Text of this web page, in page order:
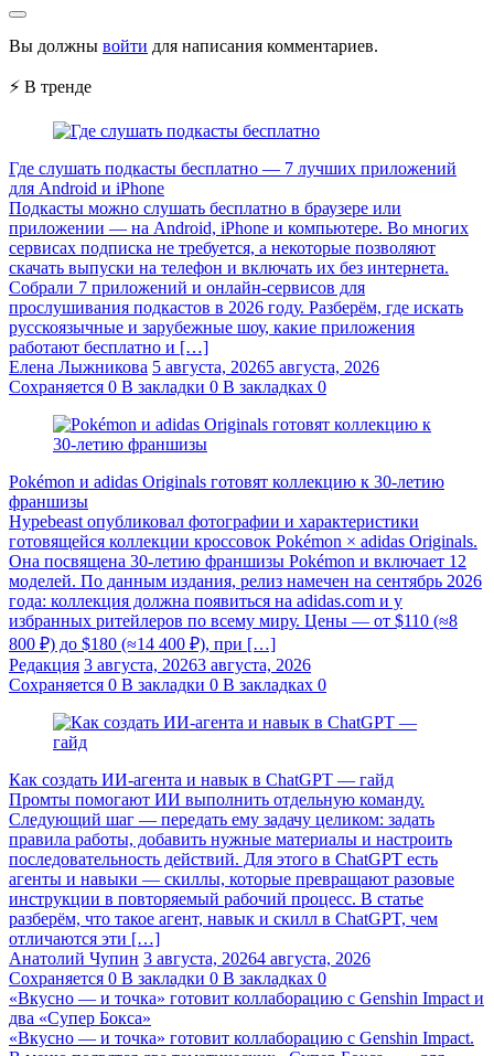
Вы должны войти для написания комментариев.
⚡ В тренде
Где слушать подкасты бесплатно — 7 лучших приложений
для Android и iPhone
Подкасты можно слушать бесплатно в браузере или
приложении — на Android, iPhone и компьютере. Во многих
сервисах подписка не требуется, а некоторые позволяют
скачать выпуски на телефон и включать их без интернета.
Собрали 7 приложений и онлайн-сервисов для
прослушивания подкастов в 2026 году. Разберём, где искать
русскоязычные и зарубежные шоу, какие приложения
работают бесплатно и […]
Елена Лыжникова 5 августа, 20265 августа, 2026
Сохраняется 0 В закладки 0 В закладках 0
Pokémon и adidas Originals готовят коллекцию к 30-летию
франшизы
Hypebeast опубликовал фотографии и характеристики
готовящейся коллекции кроссовок Pokémon × adidas Originals.
Она посвящена 30-летию франшизы Pokémon и включает 12
моделей. По данным издания, релиз намечен на сентябрь 2026
года: коллекция должна появиться на adidas.com и у
избранных ритейлеров по всему миру. Цены — от $110 (≈8
800 ₽) до $180 (≈14 400 ₽), при […]
Редакция 3 августа, 20263 августа, 2026
Сохраняется 0 В закладки 0 В закладках 0
Как создать ИИ-агента и навык в ChatGPT — гайд
Промты помогают ИИ выполнить отдельную команду.
Следующий шаг — передать ему задачу целиком: задать
правила работы, добавить нужные материалы и настроить
последовательность действий. Для этого в ChatGPT есть
агенты и навыки — скиллы, которые превращают разовые
инструкции в повторяемый рабочий процесс. В статье
разберём, что такое агент, навык и скилл в ChatGPT, чем
отличаются эти […]
Анатолий Чупин 3 августа, 20264 августа, 2026
Сохраняется 0 В закладки 0 В закладках 0
«Вкусно — и точка» готовит коллаборацию с Genshin Impact и
два «Супер Бокса»
«Вкусно — и точка» готовит коллаборацию с Genshin Impact.